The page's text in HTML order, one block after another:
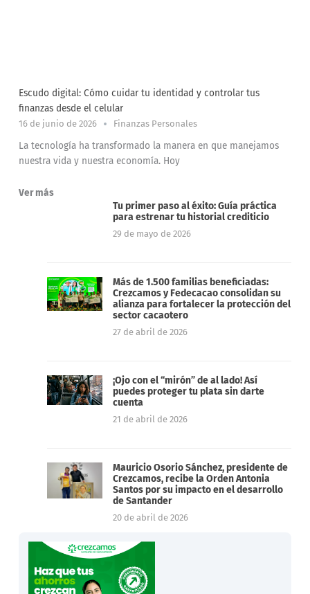
Escudo digital: Cómo cuidar tu identidad y controlar tus
finanzas desde el celular
16 de junio de 2026 Finanzas Personales
La tecnología ha transformado la manera en que manejamos
nuestra vida y nuestra economía. Hoy
Ver más
Tu primer paso al éxito: Guía práctica
para estrenar tu historial crediticio
29 de mayo de 2026
Más de 1.500 familias beneficiadas:
Crezcamos y Fedecacao consolidan su
alianza para fortalecer la protección del
sector cacaotero
27 de abril de 2026
¡Ojo con el “mirón” de al lado! Así
puedes proteger tu plata sin darte
cuenta
21 de abril de 2026
Mauricio Osorio Sánchez, presidente de
Crezcamos, recibe la Orden Antonia
Santos por su impacto en el desarrollo
de Santander
20 de abril de 2026